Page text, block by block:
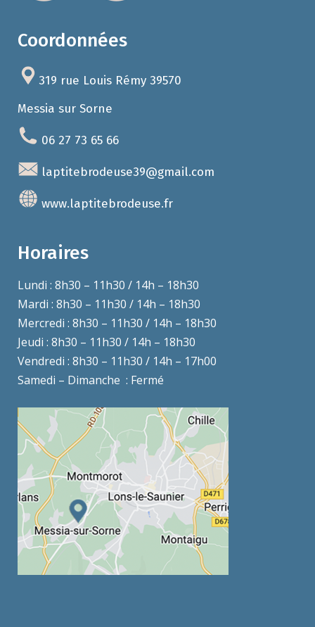
Coordonnées
319 rue Louis Rémy 39570
Messia sur Sorne
06 27 73 65 66
laptitebrodeuse39@gmail.com
www.laptitebrodeuse.fr
Horaires
Lundi : 8h30 – 11h30 / 14h – 18h30
Mardi : 8h30 – 11h30 / 14h – 18h30
Mercredi : 8h30 – 11h30 / 14h – 18h30
Jeudi : 8h30 – 11h30 / 14h – 18h30
Vendredi : 8h30 – 11h30 / 14h – 17h00
Samedi – Dimanche : Fermé